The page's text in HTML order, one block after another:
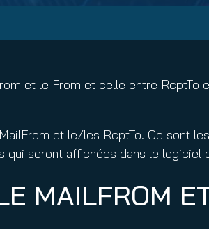
et le From et celle entre RcptTo
et le/les RcptTo. Ce sont
seront affichées dans le logiciel
MAILFROM